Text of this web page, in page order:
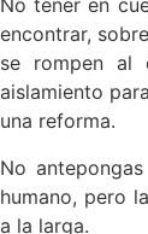
No tener en
encontrar,
se rompen al
aislamiento
una reforma.
No
humano, pero
a la larga.